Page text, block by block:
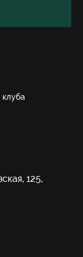
125,